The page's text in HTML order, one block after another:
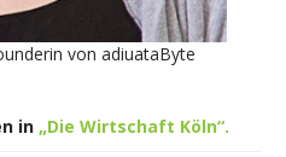
von adiuataByte
in „Die Wirtschaft Köln“.